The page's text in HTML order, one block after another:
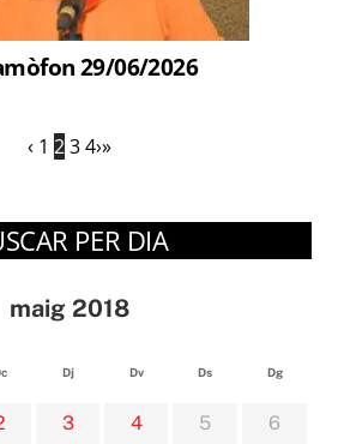
29/06/2026
‹ 1 234›»
PER DIA
maig 2018
Dj Dv Ds Dg
3 4 5 6